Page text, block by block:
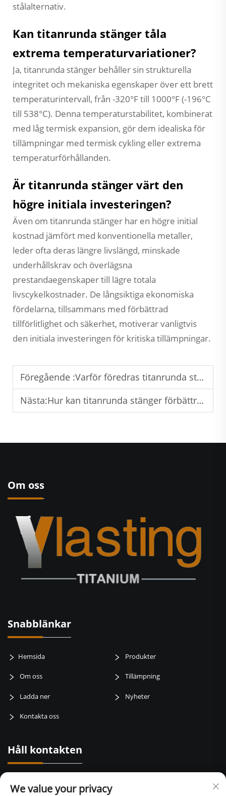
stålalternativ.
Kan titanrunda stänger tåla
extrema temperaturvariationer?
Ja, titanrunda stänger behåller sin strukturella
integritet och mekaniska egenskaper över ett brett
temperaturintervall, från -320°F till 1000°F (-196°C
till 538°C). Denna temperaturstabilitet, kombinerat
med låg termisk expansion, gör dem idealiska för
tillämpningar med termisk cykling eller extrema
temperaturförhållanden.
Är titanrunda stänger värt den
högre initiala investeringen?
Även om titanrunda stänger har en högre initial
kostnad jämfört med konventionella metaller,
leder ofta deras längre livslängd, minskade
underhållskrav och överlägsna
prestandaegenskaper till lägre totala
livscykelkostnader. De långsiktiga ekonomiska
fördelarna, tillsammans med förbättrad
tillförlitlighet och säkerhet, motiverar vanligtvis
den initiala investeringen för kritiska tillämpningar.
Föregående :Varför föredras titanrunda stänger inom flyg- och rymdindustrin samt industriella tillämpningar?
Nästa:Hur kan titanrunda stänger förbättra produktens korrosionsmotstånd?
Om oss
Snabblänkar
Hemsida Produkter
Om oss Tillämpning
Ladda ner Nyheter
Kontakta oss
Håll kontakten
We value your privacy